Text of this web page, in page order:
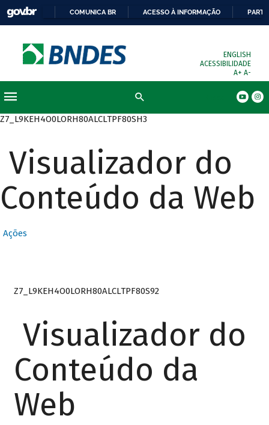
COMUNICA BR ACESSO À INFORMAÇÃO
ENGLISH
ACESSIBILIDADE
A+ A-
Z7_L9KEH4O0LORH80ALCLTPF80SH3
Visualizador do
Conteúdo da Web
Ações
Z7_L9KEH4O0LORH80ALCLTPF80S92
Visualizador do
Conteúdo da
Web